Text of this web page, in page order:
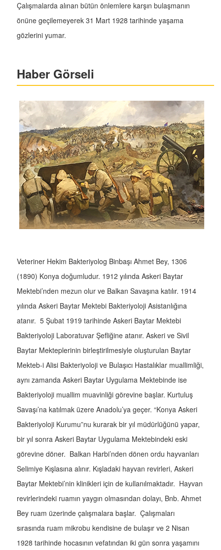
Çalışmalarda alınan bütün önlemlere karşın bulaşmanın
önüne geçilemeyerek 31 Mart 1928 tarihinde yaşama
gözlerini yumar.
Haber Görseli
Veteriner Hekim Bakteriyolog Binbaşı Ahmet Bey, 1306
(1890) Konya doğumludur. 1912 yılında Askeri Baytar
Mektebi’nden mezun olur ve Balkan Savaşına katılır. 1914
yılında Askeri Baytar Mektebi Bakteriyoloji Asistanlığına
atanır. 5 Şubat 1919 tarihinde Askeri Baytar Mektebi
Bakteriyoloji Laboratuvar Şefliğine atanır. Askeri ve Sivil
Baytar Mekteplerinin birleştirilmesiyle oluşturulan Baytar
Mekteb-i Alisi Bakteriyoloji ve Bulaşıcı Hastalıklar muallimliği,
aynı zamanda Askeri Baytar Uygulama Mektebinde ise
Bakteriyoloji muallim muavinliği görevine başlar. Kurtuluş
Savaşı’na katılmak üzere Anadolu’ya geçer. “Konya Askeri
Bakteriyoloji Kurumu”nu kurarak bir yıl müdürlüğünü yapar,
bir yıl sonra Askeri Baytar Uygulama Mektebindeki eski
görevine döner. Balkan Harbi’nden dönen ordu hayvanları
Selimiye Kışlasına alınır. Kışladaki hayvan revirleri, Askeri
Baytar Mektebi’nin klinikleri için de kullanılmaktadır. Hayvan
revirlerindeki ruamın yaygın olmasından dolayı, Bnb. Ahmet
Bey ruam üzerinde çalışmalara başlar. Çalışmaları
sırasında ruam mikrobu kendisine de bulaşır ve 2 Nisan
1928 tarihinde hocasının vefatından iki gün sonra yaşamını